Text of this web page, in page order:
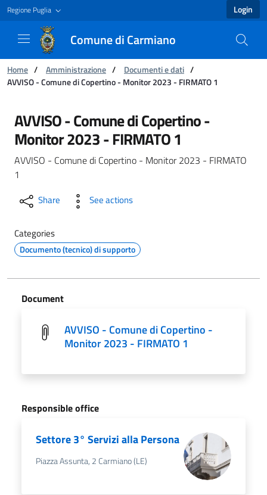
Regione Puglia Login
Comune di Carmiano
You are:
Home / Amministrazione / Documenti e dati /
AVVISO - Comune di Copertino - Monitor 2023 - FIRMATO 1
AVVISO - Comune di Copertino - Monitor
AVVISO - Comune di Copertino -
Monitor 2023 - FIRMATO 1
AVVISO - Comune di Copertino - Monitor 2023 - FIRMATO
1
Share See actions
Categories
Documento (tecnico) di supporto
Document
AVVISO - Comune di Copertino -
Monitor 2023 - FIRMATO 1
Responsible office
Settore 3° Servizi alla Persona
Piazza Assunta, 2 Carmiano (LE)